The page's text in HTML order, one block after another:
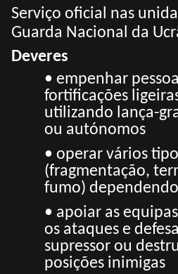
Serviço oficial nas
Guarda Nacional da
Deveres
• empenhar
fortificações
utilizando lança-
ou autónomos
• operar vários
(fragmentação,
fumo)
• apoiar as
os ataques e
supressor ou
posições inimigas